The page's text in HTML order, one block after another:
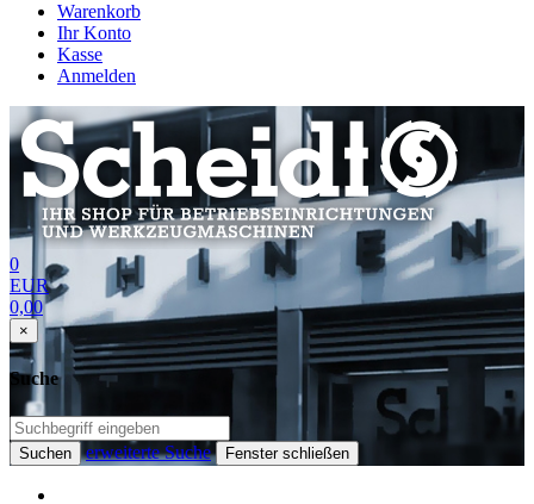
Warenkorb
Ihr Konto
Kasse
Anmelden
0
EUR
0,00
×
Suche
Suchen erweiterte Suche Fenster schließen